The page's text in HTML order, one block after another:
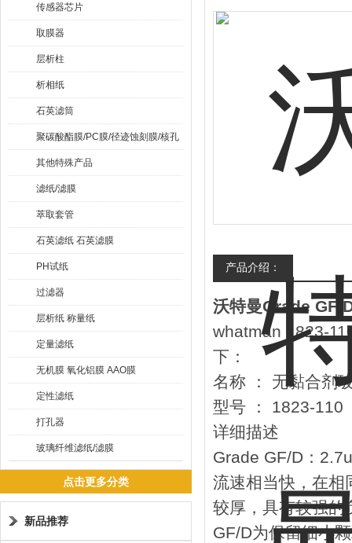
传感器芯片
取膜器
层析柱
析相纸
石英滤筒
聚碳酸酯膜/PC膜/径迹蚀刻膜/核孔
膜
其他特殊产品
滤纸/滤膜
萃取套管
石英滤纸 石英滤膜
PH试纸
过滤器
层析纸 称量纸
定量滤纸
无机膜 氧化铝膜 AAO膜
定性滤纸
打孔器
玻璃纤维滤纸/滤膜
点击更多分类
新品推荐
产品介绍：
沃特曼Grade GF/
whatman 1823-
下：
名称 ： 无黏合剂
型号 ： 1823-110
详细描述
Grade GF/D：
流速相当快，在相
较厚，具有较强的
GF/D为保留细小